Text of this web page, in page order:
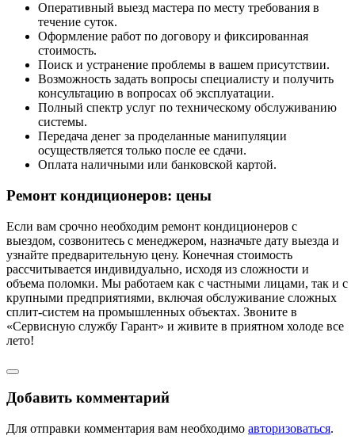
Оперативный выезд мастера по месту требования в
течение суток.
Оформление работ по договору и фиксированная
стоимость.
Поиск и устранение проблемы в вашем присутствии.
Возможность задать вопросы специалисту и получить
консультацию в вопросах об эксплуатации.
Полный спектр услуг по техническому обслуживанию
системы.
Передача денег за проделанные манипуляции
осуществляется только после ее сдачи.
Оплата наличными или банковской картой.
Ремонт кондиционеров: цены
Если вам срочно необходим ремонт кондиционеров с
выездом, созвонитесь с менеджером, назначьте дату выезда и
узнайте предварительную цену. Конечная стоимость
рассчитывается индивидуально, исходя из сложности и
объема поломки. Мы работаем как с частными лицами, так и с
крупными предприятиями, включая обслуживание сложных
сплит-систем на промышленных объектах. Звоните в
«Сервисную службу Гарант» и живите в приятном холоде все
лето!
Добавить комментарий
Для отправки комментария вам необходимо авторизоваться.